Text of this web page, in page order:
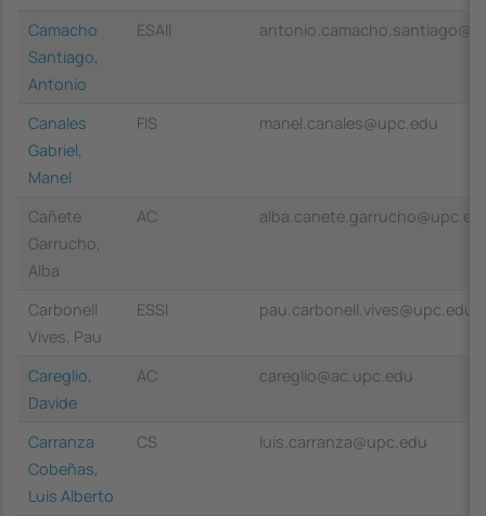
Camacho
Santiago,
Antonio
ESAII
Canales
Gabriel,
Manel
FIS manel.canales@upc.edu
Cañete
Garrucho,
Alba
AC
Carbonell
Vives, Pau
ESSI pau.carbonell.vives@upc.edu
Careglio,
Davide
AC careglio@ac.upc.edu
Carranza
Cobeñas,
Luis Alberto
CS luis.carranza@upc.edu